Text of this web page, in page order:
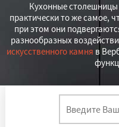
Кухонные
практически то же самое,
при этом они
разнообразных
искусственного камня в